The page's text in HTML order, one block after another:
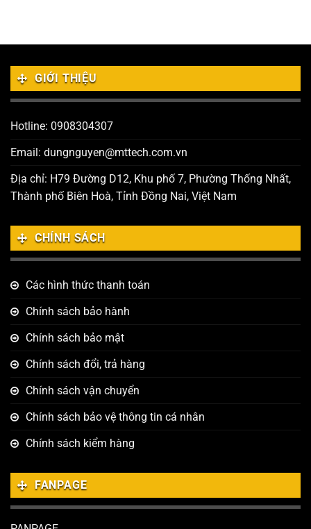
GIỚI THIỆU
Hotline: 0908304307
Email: dungnguyen@mttech.com.vn
Địa chỉ: H79 Đường D12, Khu phố 7, Phường Thống Nhất,
Thành phố Biên Hoà, Tỉnh Đồng Nai, Việt Nam
CHÍNH SÁCH
Các hình thức thanh toán
Chính sách bảo hành
Chính sách bảo mật
Chính sách đổi, trả hàng
Chính sách vận chuyển
Chính sách bảo vệ thông tin cá nhân
Chính sách kiểm hàng
FANPAGE